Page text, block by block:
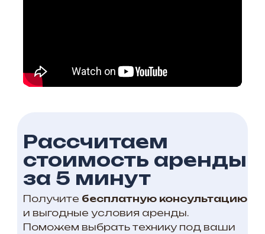
Получите бесплатную консультацию
и выгодные условия аренды.
Поможем выбрать технику под ваши
Рассчитаем
стоимость аренды
за 5 минут